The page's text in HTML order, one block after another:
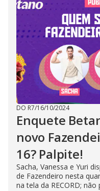
DO R7/16/10/2024
Enquete
novo
16? Palpite!
Sacha, Vanessa e Yuri
de Fazendeiro nesta
na tela da RECORD; não